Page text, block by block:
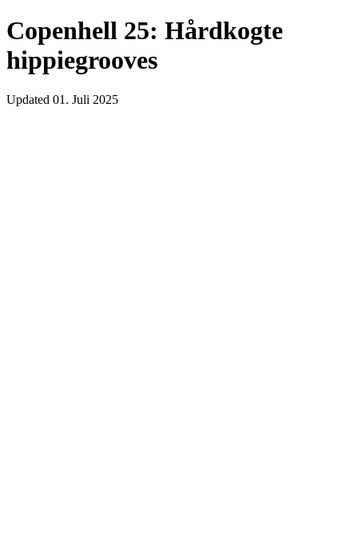
Copenhell 25: Hårdkogte
hippiegrooves
Updated 01. Juli 2025